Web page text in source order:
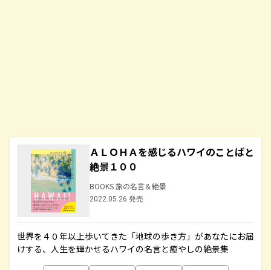
ＡＬＯＨＡを感じるハワイのことばと
絶景１００
BOOKS 旅の名言＆絶景
2022.05.26 発売
世界を４０年以上歩いてきた「地球の歩き方」があなたにお届
けする、人生を輝かせるハワイの名言と癒やしの絶景集